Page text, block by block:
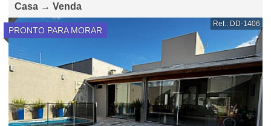
Casa → Venda
PRONTO PARA MORAR
Ref.: DD-1406